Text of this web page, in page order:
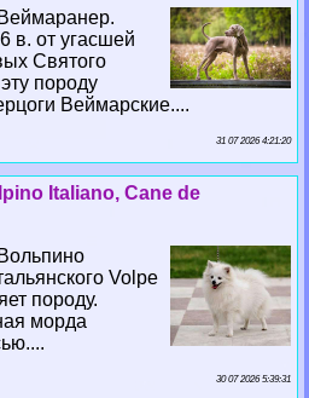
в. от угасшей
Святого
породу
Веймарские....
31 07 2026 4:21:20
Italiano, Cane de
Volpe
породу.
морда
30 07 2026 5:39:31